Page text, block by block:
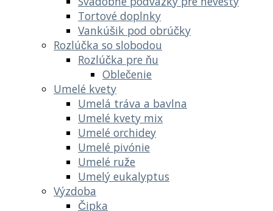
Tortové doplnky
Vankúšik pod obrúčky
Rozlúčka so slobodou
Rozlúčka pre ňu
Oblečenie
Umelé kvety
Umelá tráva a bavlna
Umelé kvety mix
Umelé orchidey
Umelé pivónie
Umelé ruže
Umelý eukalyptus
Výzdoba
Čipka